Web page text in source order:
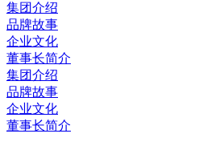
集团介绍
品牌故事
企业文化
董事长简介
集团介绍
品牌故事
企业文化
董事长简介